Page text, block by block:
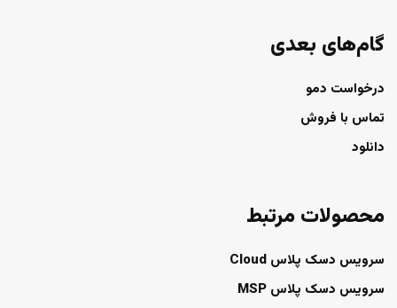
گام‌های بعدی
درخواست دمو
تماس با فروش
دانلود
محصولات مرتبط
سرویس دسک پلاس Cloud
سرویس دسک پلاس MSP